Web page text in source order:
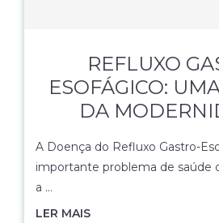
REFLUXO
ESOFÁGICO:
DA
A Doença do Refluxo Gastro-
importante problema de saúde
a …
LER MAIS